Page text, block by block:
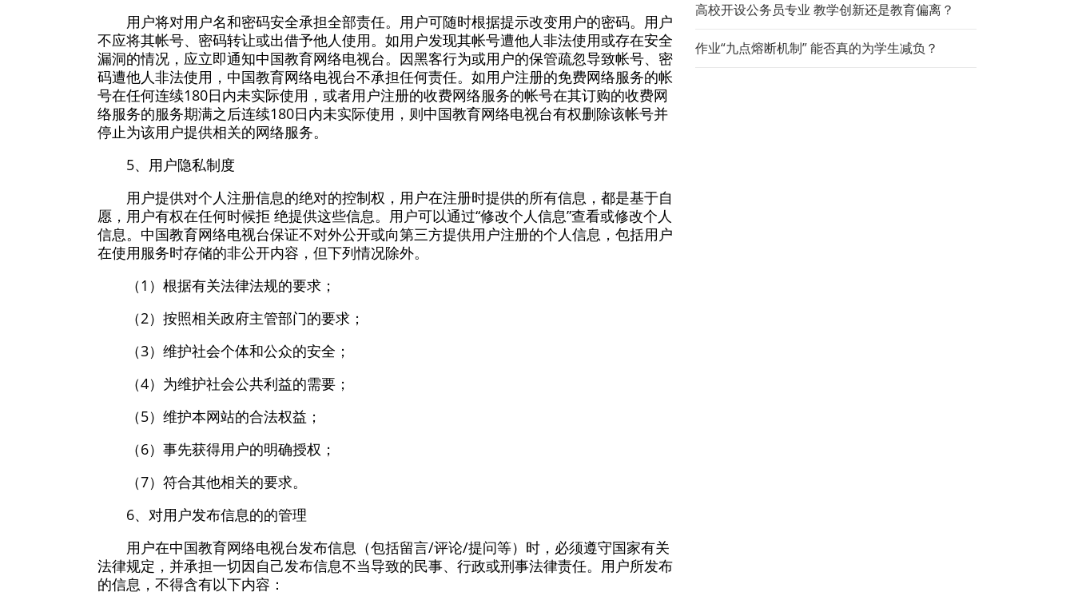
用户将对用户名和密码安全承担全部责任。用户可随时根据提示改变用户的密码。用户
不应将其帐号、密码转让或出借予他人使用。如用户发现其帐号遭他人非法使用或存在安全
漏洞的情况，应立即通知中国教育网络电视台。因黑客行为或用户的保管疏忽导致帐号、密
码遭他人非法使用，中国教育网络电视台不承担任何责任。如用户注册的免费网络服务的帐
号在任何连续180日内未实际使用，或者用户注册的收费网络服务的帐号在其订购的收费网
络服务的服务期满之后连续180日内未实际使用，则中国教育网络电视台有权删除该帐号并
停止为该用户提供相关的网络服务。
5、用户隐私制度
用户提供对个人注册信息的绝对的控制权，用户在注册时提供的所有信息，都是基于自
愿，用户有权在任何时候拒 绝提供这些信息。用户可以通过“修改个人信息”查看或修改个人
信息。中国教育网络电视台保证不对外公开或向第三方提供用户注册的个人信息，包括用户
在使用服务时存储的非公开内容，但下列情况除外。
（1）根据有关法律法规的要求；
（2）按照相关政府主管部门的要求；
（3）维护社会个体和公众的安全；
（4）为维护社会公共利益的需要；
（5）维护本网站的合法权益；
（6）事先获得用户的明确授权；
（7）符合其他相关的要求。
6、对用户发布信息的的管理
用户在中国教育网络电视台发布信息（包括留言/评论/提问等）时，必须遵守国家有关
法律规定，并承担一切因自己发布信息不当导致的民事、行政或刑事法律责任。用户所发布
的信息，不得含有以下内容：
高校开设公务员专业 教学创新还是教育偏离？
作业“九点熔断机制” 能否真的为学生减负？